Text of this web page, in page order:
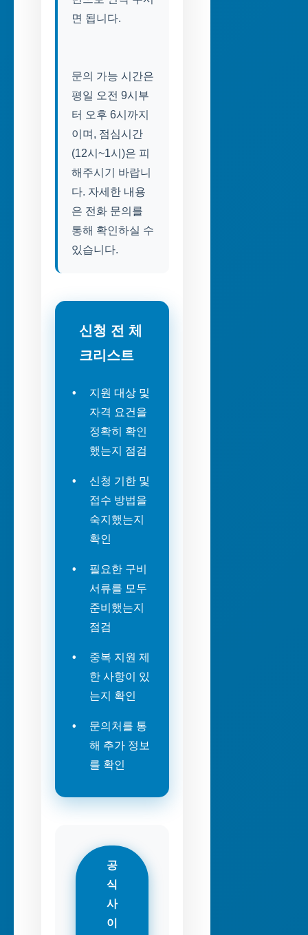
면 됩니다.
문의 가능 시간은
평일 오전 9시부
터 오후 6시까지
이며, 점심시간
(12시~1시)은 피
해주시기 바랍니
다. 자세한 내용
은 전화 문의를
통해 확인하실 수
있습니다.
신청 전 체
크리스트
지원 대상 및
자격 요건을
정확히 확인
했는지 점검
신청 기한 및
접수 방법을
숙지했는지
확인
필요한 구비
서류를 모두
준비했는지
점검
중복 지원 제
한 사항이 있
는지 확인
문의처를 통
해 추가 정보
를 확인
공
식
사
이